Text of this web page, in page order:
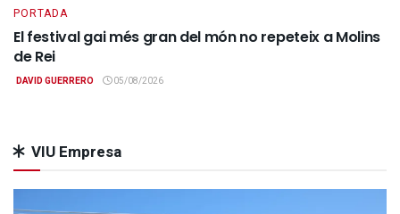
PORTADA
El festival gai més gran del món no repeteix a Molins
de Rei
DAVID GUERRERO 05/08/2026
VIU Empresa